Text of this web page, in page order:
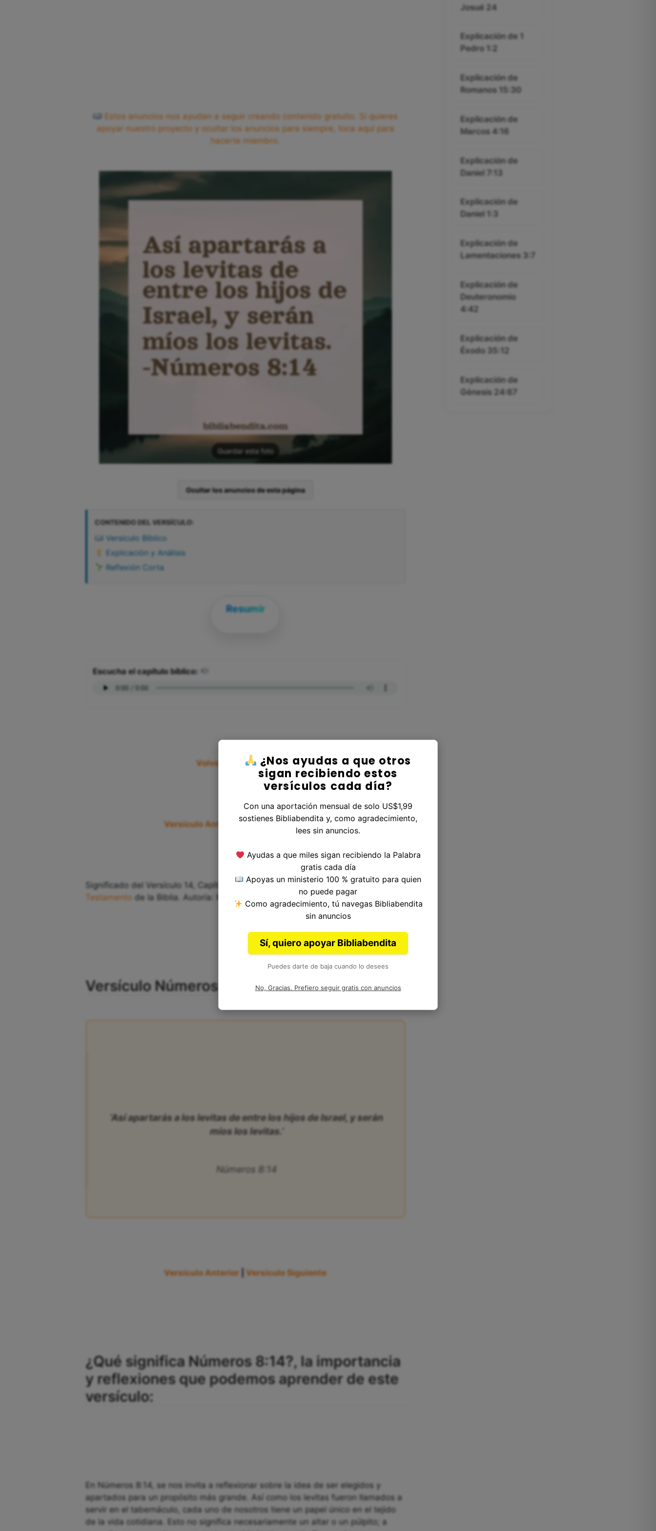
Estos anuncios nos ayudan a seguir creando contenido gratuito. Si quieres
apoyar nuestro proyecto y ocultar los anuncios para siempre, toca aquí para
hacerte miembro.
Guardar esta foto
Ocultar los anuncios de esta página
CONTENIDO DEL VERSÍCULO:
Versículo Bíblico
Explicación y Análisis
Reflexión Corta
Resumir
Escucha el capítulo bíblico:
Volver al Libro Números
Versículo Anterior|Versículo Siguiente
Significado del Versículo 14, Capítulo 8, Libro de Números delAntiguo
Testamentode la Biblia. Autoría: Moisés.
Versículo Números 8:14 en la Biblia
‘Así apartarás a los levitas de entre los hijos de Israel, y serán
míos los levitas.’
Números 8:14
Versículo Anterior |Versículo Siguiente
¿Qué significa Números 8:14?, la importancia
y reflexiones que podemos aprender de este
versículo:
En Números 8:14, se nos invita a reflexionar sobre la idea de ser elegidos y
apartados para un propósito más grande. Así como los levitas fueron llamados a
servir en el tabernáculo, cada uno de nosotros tiene un papel único en el tejido
de la vida cotidiana. Esto no significa necesariamente un altar o un púlpito; a
Josué 24
Explicación de 1
Pedro 1:2
Explicación de
Romanos 15:30
Explicación de
Marcos 4:16
Explicación de
Daniel 7:13
Explicación de
Daniel 1:3
Explicación de
Lamentaciones 3:7
Explicación de
Deuteronomio
4:42
Explicación de
Éxodo 35:12
Explicación de
Génesis 24:67
¿Nos ayudas a que otros
sigan recibiendo estos
versículos cada día?
Con una aportación mensual de solo US$1,99
sostienes Bibliabendita y, como agradecimiento,
lees sin anuncios.
Ayudas a que miles sigan recibiendo la Palabra
gratis cada día
Apoyas un ministerio 100 % gratuito para quien
no puede pagar
Como agradecimiento, tú navegas Bibliabendita
sin anuncios
Sí, quiero apoyar Bibliabendita
Puedes darte de baja cuando lo desees
No, Gracias. Prefiero seguir gratis con anuncios